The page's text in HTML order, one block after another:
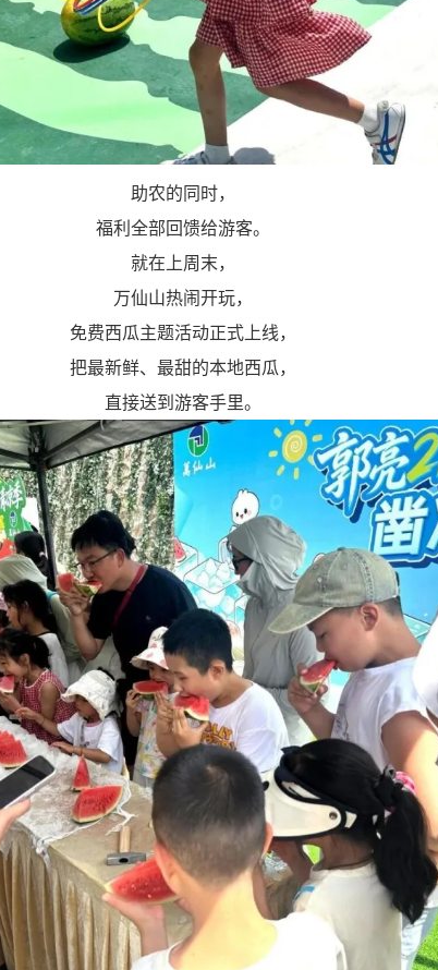
助农的同时，
福利全部回馈给游客。
就在上周末，
万仙山热闹开玩，
免费西瓜主题活动正式上线，
把最新鲜、最甜的本地西瓜，
直接送到游客手里。